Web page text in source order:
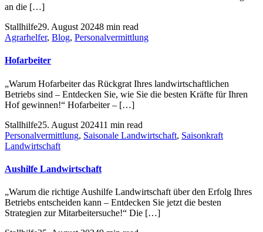
an die […]
Stallhilfe29. August 20248 min read
Agrarhelfer, Blog, Personalvermittlung
Hofarbeiter
„Warum Hofarbeiter das Rückgrat Ihres landwirtschaftlichen
Betriebs sind – Entdecken Sie, wie Sie die besten Kräfte für Ihren
Hof gewinnen!“ Hofarbeiter – […]
Stallhilfe25. August 202411 min read
Personalvermittlung, Saisonale Landwirtschaft, Saisonkraft
Landwirtschaft
Aushilfe Landwirtschaft
„Warum die richtige Aushilfe Landwirtschaft über den Erfolg Ihres
Betriebs entscheiden kann – Entdecken Sie jetzt die besten
Strategien zur Mitarbeitersuche!“ Die […]